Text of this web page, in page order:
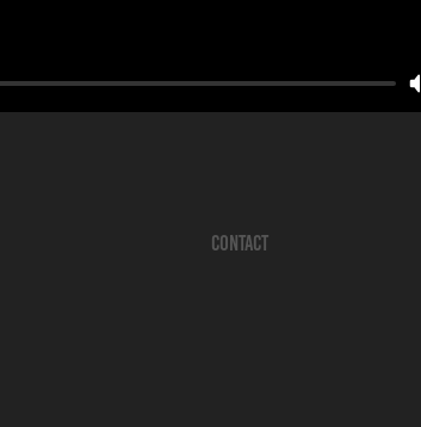
CONTACT